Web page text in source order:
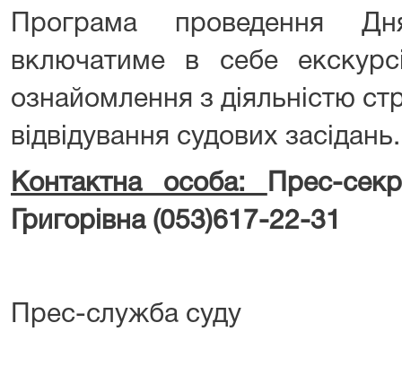
Програма проведення
включатиме в себе
ознайомлення з діяльністю
відвідування судових засідань.
Контактна особа:
Прес-
Григорівна (053)617-22-31
Прес-служба суду